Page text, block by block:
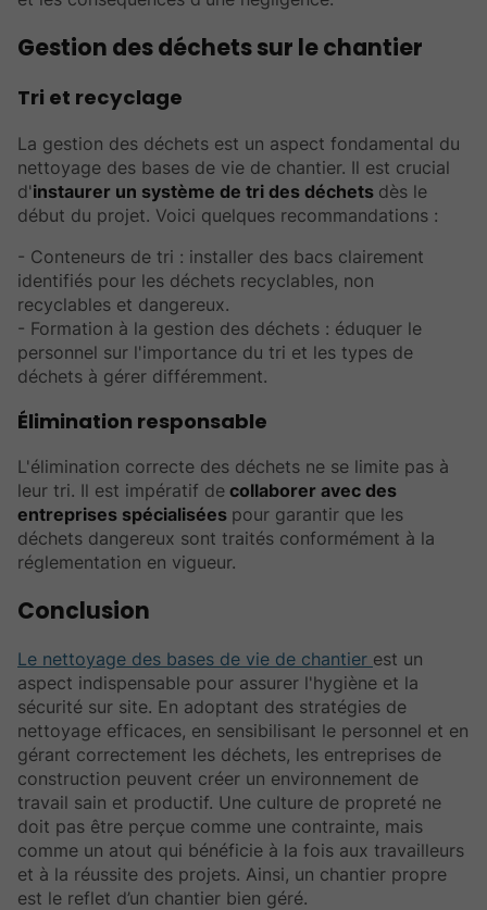
Gestion des déchets sur le chantier
Tri et recyclage
La gestion des déchets est un aspect fondamental du
nettoyage des bases de vie de chantier. Il est crucial
d'instaurer un système de tri des déchets dès le
début du projet. Voici quelques recommandations :
- Conteneurs de tri : installer des bacs clairement
identifiés pour les déchets recyclables, non
recyclables et dangereux.
- Formation à la gestion des déchets : éduquer le
personnel sur l'importance du tri et les types de
déchets à gérer différemment.
Élimination responsable
L'élimination correcte des déchets ne se limite pas à
leur tri. Il est impératif de collaborer avec des
entreprises spécialisées pour garantir que les
déchets dangereux sont traités conformément à la
réglementation en vigueur.
Conclusion
Le nettoyage des bases de vie de chantier est un
aspect indispensable pour assurer l'hygiène et la
sécurité sur site. En adoptant des stratégies de
nettoyage efficaces, en sensibilisant le personnel et en
gérant correctement les déchets, les entreprises de
construction peuvent créer un environnement de
travail sain et productif. Une culture de propreté ne
doit pas être perçue comme une contrainte, mais
comme un atout qui bénéficie à la fois aux travailleurs
et à la réussite des projets. Ainsi, un chantier propre
est le reflet d’un chantier bien géré.